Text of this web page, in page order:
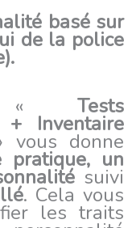
basé sur
de la police
« Tests
+ Inventaire
donne
pratique, un
suivi
. Cela vous
les traits